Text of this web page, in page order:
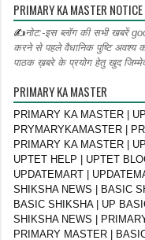
PRIMARY KA MASTER NOTICE
✍नोट:-इस ब्लॉग की सभी खबरें
करने से पहले वैधानिक पुष्टि अवश्य
पाठक ख़बरे के प्रयोग हेतु खुद
PRIMARY KA MASTER
PRIMARY KA MASTER |
PRYMARYKAMASTER |
PRIMARY KA MASTER |
UPTET HELP | UPTET
UPDATEMART |
SHIKSHA NEWS | BASIC
BASIC SHIKSHA | UP
SHIKSHA NEWS |
PRIMARY MASTER |